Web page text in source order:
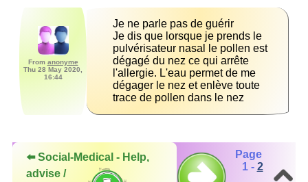
From anonyme
Thu 28 May 2020,
16:44
Je dis que lorsque je prends le
pulvérisateur nasal le pollen est
dégagé du nez ce qui arrête
l'allergie. L'eau permet de me
dégager le nez et enlève toute
trace de pollen dans le nez
⬅️ Social-Medical - Help,
advise /
Page
1 - 2